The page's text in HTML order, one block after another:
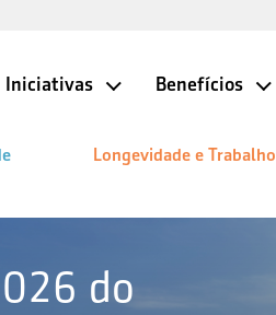
Iniciativas Benefícios
Longevidade e Trabalho
do